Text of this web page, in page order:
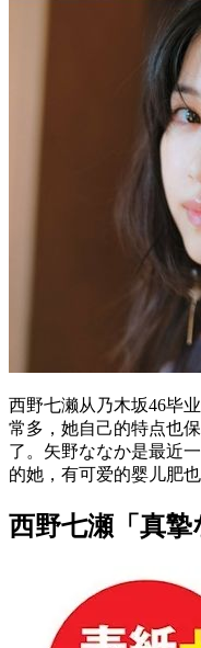
西野七濑从乃木坂46毕
常多，她自己的特点也
了。矢野ななか是最近
的她，有可爱的婴儿肥
西野七瀬「真摯